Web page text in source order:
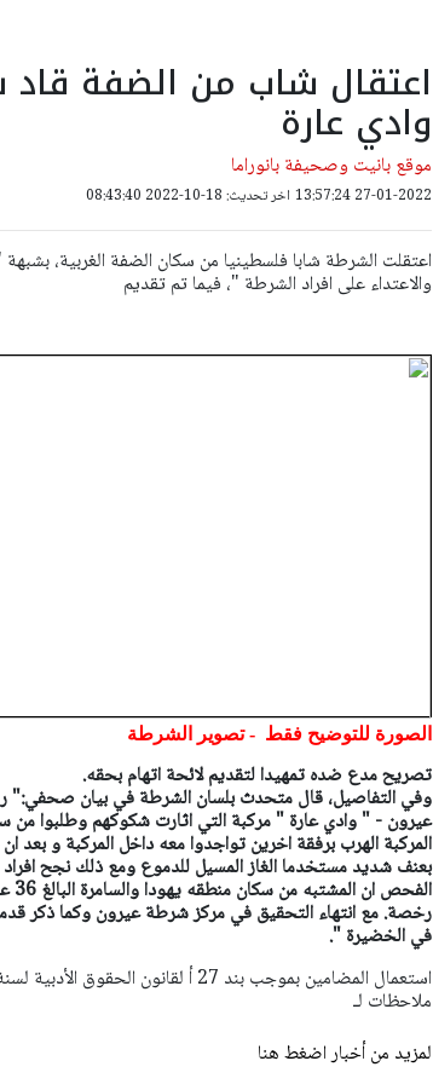
اعتقال شاب من الضفة
وادي عارة
موقع بانيت وصحيفة بانوراما
27-01-2022 13:57:24 اخر تحديث: 18-10-2022 08:43:40
اعتقلت الشرطة شابا فلسطينيا من سكان الضفة الغربية،
والاعتداء على افراد الشرطة "، فيما تم تقديم
الصورة للتوضيح فقط - تصوير الشرطة
تصريح مدع ضده تمهيدا لتقديم لائحة اتهام بحقه.
وفي التفاصيل، قال متحدث بلسان الشرطة في بيان صحفي:"
عيرون - " وادي عارة " مركبة التي اثارت شكوكهم وطلبوا من
المركبة الهرب برفقة اخرين تواجدوا معه داخل المركبة و بعد
بعنف شديد مستخدما الغاز المسيل للدموع ومع ذلك نجح افراد
رخصة.مع انتهاء التحقيق في مركز شرطة عيرون وكما ذكر
في الخضيرة ".
ملاحظات لـ
لمزيد من أخبار اضغط هنا